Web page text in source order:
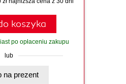
koszyka
po opłaceniu zakupu
lub
Kup na prezent